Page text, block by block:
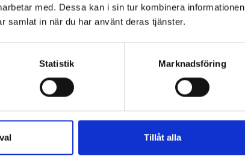
med. Dessa kan i sin tur kombinera informationen
samlat in när du har använt deras tjänster.
Statistik Marknadsföring
Tillåt alla
är inte så stor. De
pannkakor till
Jag tror mer på att ge